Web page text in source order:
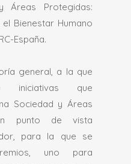
Áreas Protegidas:
Bienestar Humano
España.
general, a la que
iniciativas que
Sociedad y Áreas
punto de vista
para la que se
uno para